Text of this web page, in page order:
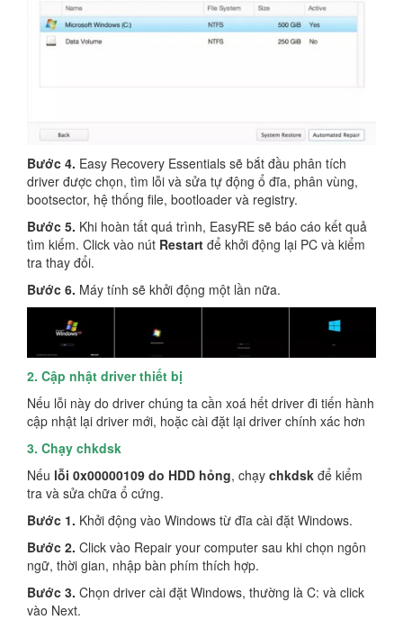
Bước 4. Easy Recovery Essentials sẽ bắt đầu phân tích
driver được chọn, tìm lỗi và sửa tự động ổ đĩa, phân vùng,
bootsector, hệ thống file, bootloader và registry.
Bước 5. Khi hoàn tất quá trình, EasyRE sẽ báo cáo kết quả
tìm kiếm. Click vào nút Restart để khởi động lại PC và kiểm
tra thay đổi.
Bước 6. Máy tính sẽ khởi động một lần nữa.
2. Cập nhật driver thiết bị
Nếu lỗi này do driver chúng ta cần xoá hết driver đi tiến hành
cập nhật lại driver mới, hoặc cài đặt lại driver chính xác hơn
3. Chạy chkdsk
Nếu lỗi 0x00000109 do HDD hỏng, chạy chkdsk để kiểm
tra và sửa chữa ổ cứng.
Bước 1. Khởi động vào Windows từ đĩa cài đặt Windows.
Bước 2. Click vào Repair your computer sau khi chọn ngôn
ngữ, thời gian, nhập bàn phím thích hợp.
Bước 3. Chọn driver cài đặt Windows, thường là C: và click
vào Next.